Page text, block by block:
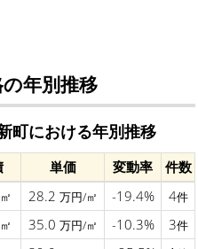
年別推移
町における年別推移
単価 変動率
件数
㎡ 28.2 万円/㎡ -19.4% 4件
㎡ 35.0 万円/㎡ -10.3% 3件